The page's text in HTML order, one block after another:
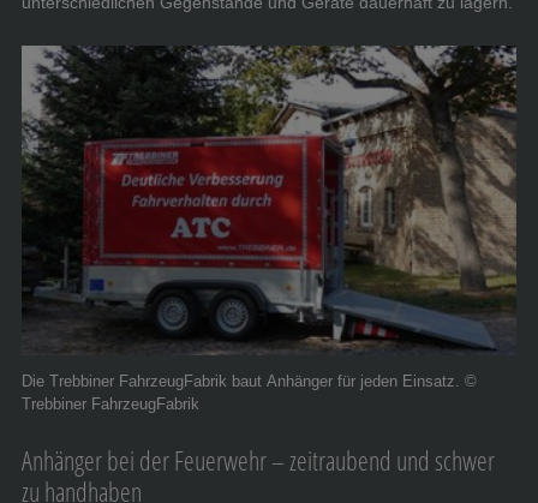
Anhänger bei der Feuerwehr – zeitraubend und schwer
zu handhaben
Die Trebbiner FahrzeugFabrik baut Anhänger für jeden Einsatz. ©
Trebbiner FahrzeugFabrik